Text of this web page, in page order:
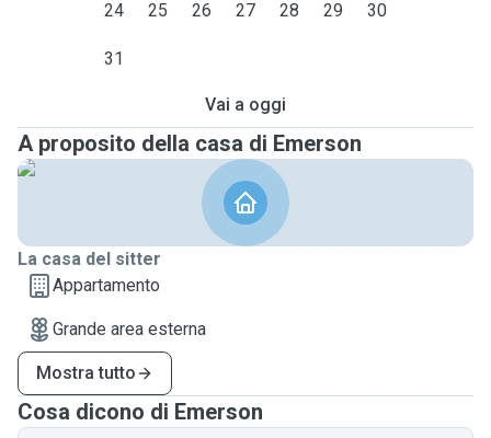
24 25 26 27 28 29 30
31
Vai a oggi
A proposito della casa di Emerson
La casa del sitter
Appartamento
Grande area esterna
Mostra tutto
Cosa dicono di Emerson